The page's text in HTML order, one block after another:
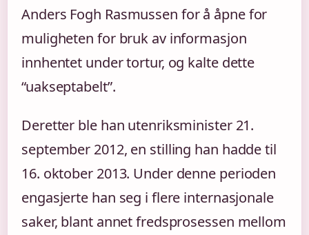
Anders Fogh Rasmussen for å åpne for
muligheten for bruk av informasjon
innhentet under tortur, og kalte dette
“uakseptabelt”.
Deretter ble han utenriksminister 21.
september 2012, en stilling han hadde til
16. oktober 2013. Under denne perioden
engasjerte han seg i flere internasjonale
saker, blant annet fredsprosessen mellom